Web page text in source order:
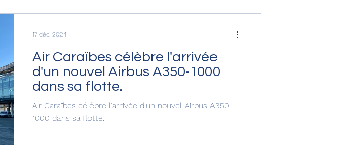
Air Caraïbes célèbre l'arrivée
d'un nouvel Airbus A350-1000
dans sa flotte.
Air Caraïbes célèbre l'arrivée d'un nouvel Airbus A350-
1000 dans sa flotte.
17 déc. 2024